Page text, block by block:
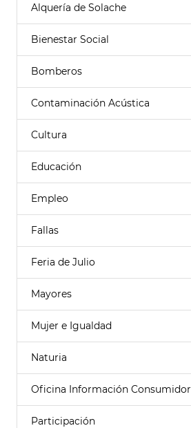
Alquería de Solache
Bienestar Social
Bomberos
Contaminación Acústica
Cultura
Educación
Empleo
Fallas
Feria de Julio
Mayores
Mujer e Igualdad
Naturia
Oficina Información Consumidor
Participación